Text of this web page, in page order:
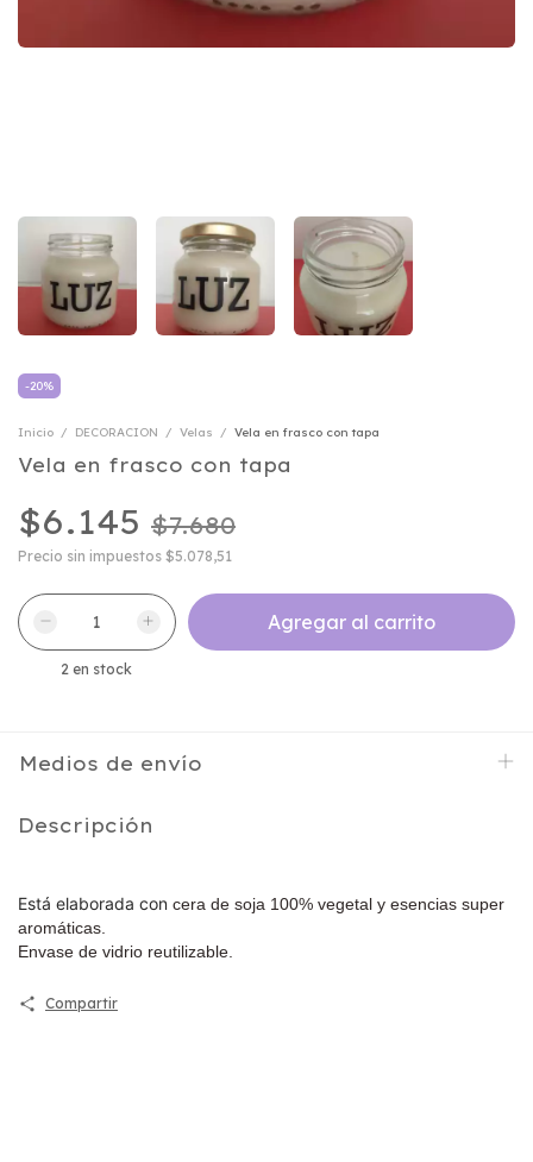
-20%
Inicio / DECORACION / Velas / Vela en frasco con tapa
Vela en frasco con tapa
$6.145 $7.680
Precio sin impuestos $5.078,51
2 en stock
Medios de envío
Descripción
Está elaborada con cera de soja 100% vegetal y esencias super
aromáticas.
Envase de vidrio reutilizable.
Compartir